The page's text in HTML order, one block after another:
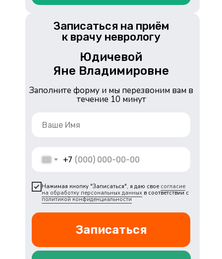
+7
Нажимая кнопку "Записаться", я даю свое согласие
на обработку персональных данных в соответствии с
политикой конфиденциальности
Записаться
Заполните форму и мы перезвоним вам в
течение 10 минут
Юдичевой
Яне Владимировне
Записаться на приём
к врачу неврологу